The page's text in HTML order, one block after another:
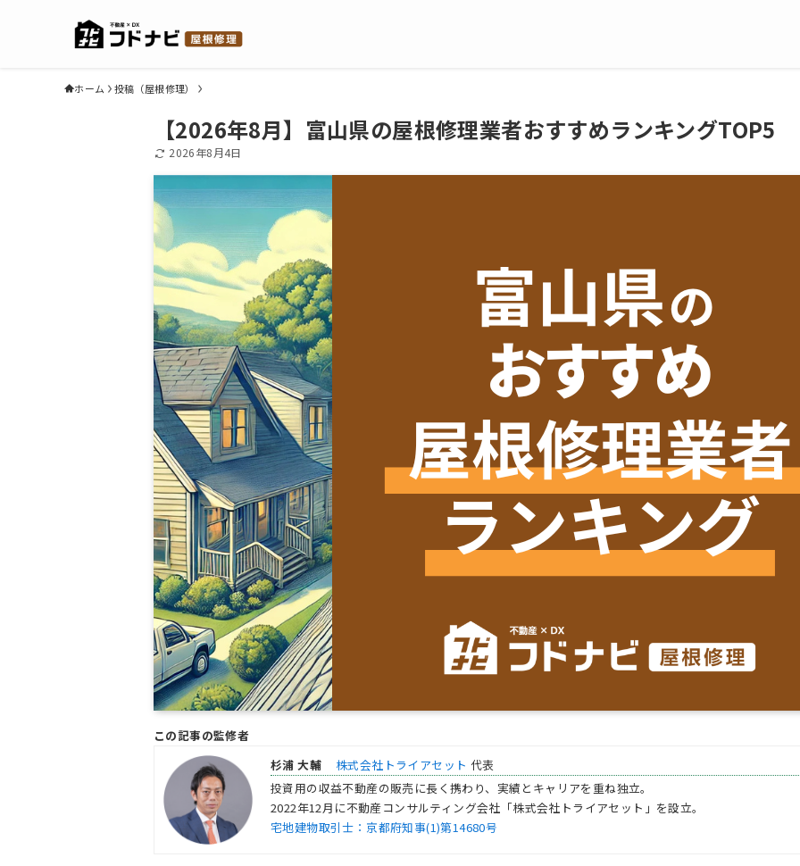
ホーム 投稿（屋根修理）
【2026年8月】富山県の屋根修理業者おすすめランキングTOP5
2026年8月4日
この記事の監修者
杉浦 大輔
株式会社トライアセット 代表
投資用の収益不動産の販売に長く携わり、実績とキャリアを重ね独立。
2022年12月に不動産コンサルティング会社「株式会社トライアセット」を設立。
宅地建物取引士：京都府知事(1)第14680号